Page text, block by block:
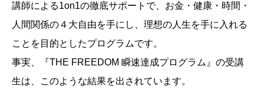
講師による1on1の徹底サポートで、お金・健康・時間・
人間関係の４大自由を手にし、理想の人生を手に入れる
ことを目的としたプログラムです。
事実、『THE FREEDOM 瞬速達成プログラム』の受講
生は、このような結果を出されています。